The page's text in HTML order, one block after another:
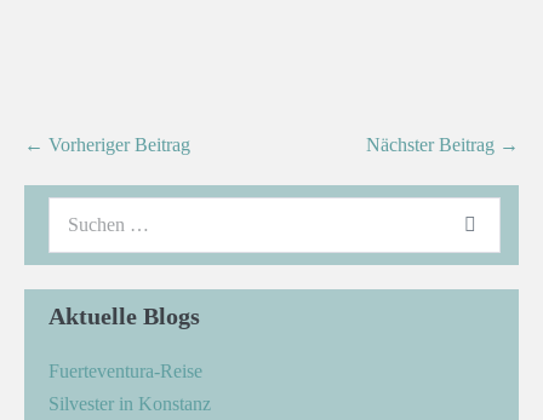
← Vorheriger Beitrag Nächster Beitrag →
Aktuelle Blogs
Fuerteventura-Reise
Silvester in Konstanz